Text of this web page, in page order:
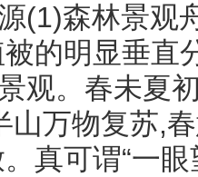
(1)森林景观
的明显垂直
观。春未夏
山万物复苏,
真可谓“一